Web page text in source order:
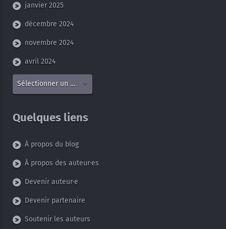
janvier 2025
décembre 2024
novembre 2024
avril 2024
Sélectionner un mois
Quelques liens
À propos du blog
À propos des auteur·es
Devenir auteur·e
Devenir partenaire
Soutenir les auteurs